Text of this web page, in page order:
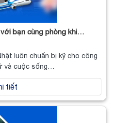
bạn cùng phòng khi…
luôn chuẩn bị kỹ cho công
và cuộc sống…
tiết